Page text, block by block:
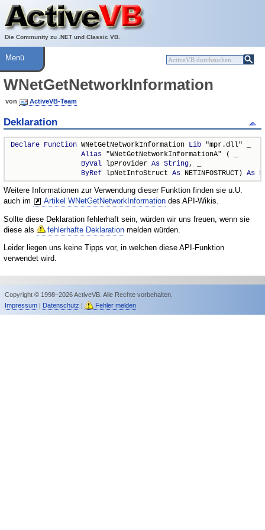
Die Community zu .NET und Classic VB.
Über ActiveVB
Hilfe
Menü
WNetGetNetworkInformation
von ActiveVB-Team
Deklaration
Declare Function WNetGetNetworkInformation Lib "mpr.dll" _
Alias "WNetGetNetworkInformationA" ( _
ByVal lpProvider As String, _
ByRef lpNetInfoStruct As NETINFOSTRUCT) As
Weitere Informationen zur Verwendung dieser Funktion finden sie u.U.
auch im
Artikel WNetGetNetworkInformation des API-Wikis.
Sollte diese Deklaration fehlerhaft sein, würden wir uns freuen, wenn sie
diese als
fehlerhafte Deklaration melden würden.
Leider liegen uns keine Tipps vor, in welchen diese API-Funktion
verwendet wird.
Copyright © 1998–2026 ActiveVB. Alle Rechte vorbehalten.
Impressum| Datenschutz | Fehler melden